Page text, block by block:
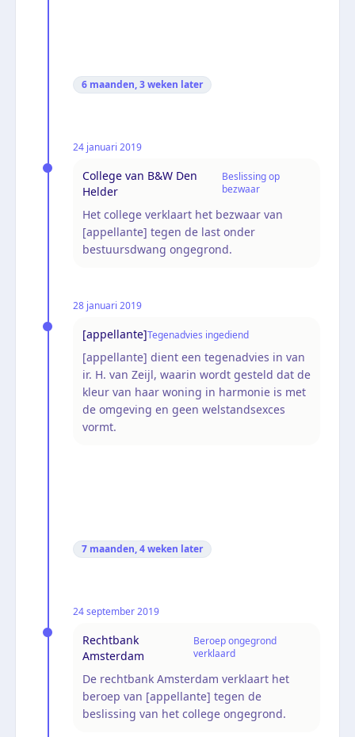
6 maanden, 3 weken later
24 januari 2019
College van B&W Den
Helder
Beslissing op
bezwaar
Het college verklaart het bezwaar van
[appellante] tegen de last onder
bestuursdwang ongegrond.
28 januari 2019
[appellante]Tegenadvies ingediend
[appellante] dient een tegenadvies in van
ir. H. van Zeijl, waarin wordt gesteld dat de
kleur van haar woning in harmonie is met
de omgeving en geen welstandsexces
vormt.
7 maanden, 4 weken later
24 september 2019
Rechtbank
Amsterdam
Beroep ongegrond
verklaard
De rechtbank Amsterdam verklaart het
beroep van [appellante] tegen de
beslissing van het college ongegrond.